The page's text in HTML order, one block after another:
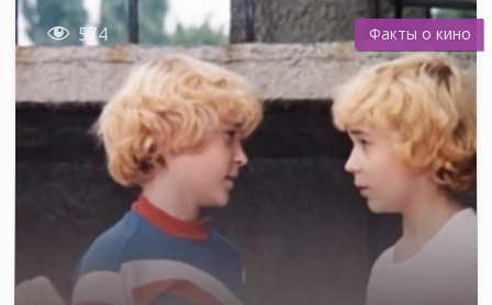
 574 Факты о кино